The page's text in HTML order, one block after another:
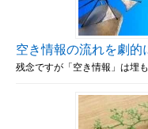
空き情報の流れを劇的
残念ですが「空き情報」は埋